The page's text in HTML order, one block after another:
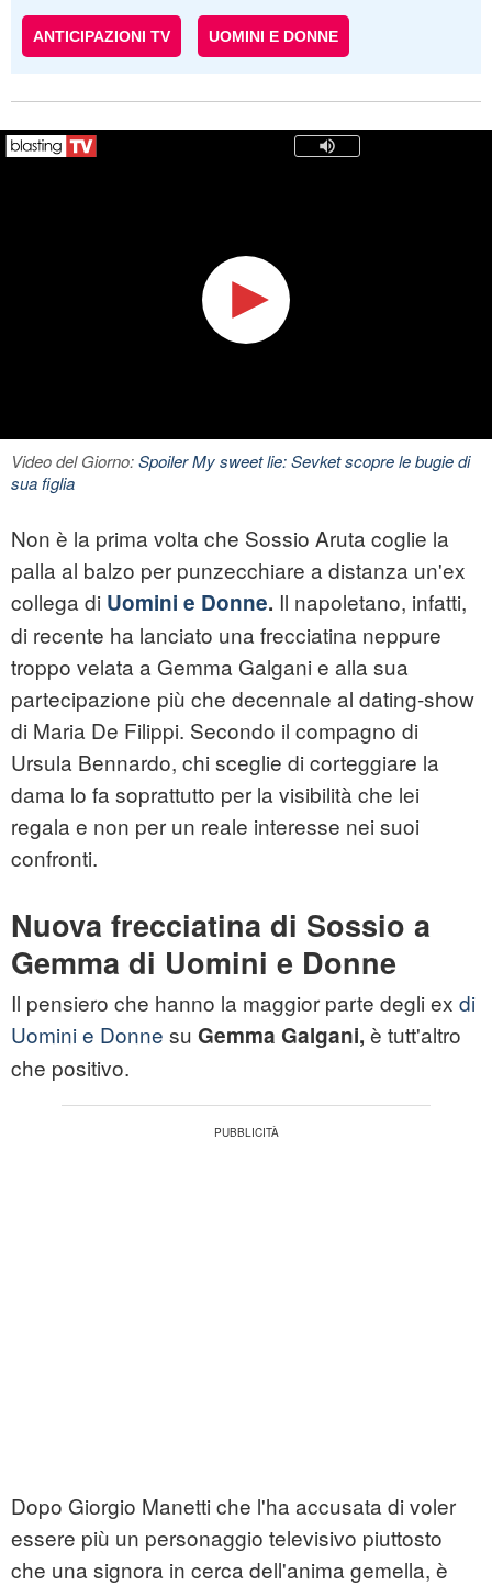
ANTICIPAZIONI TV UOMINI E DONNE
Video del Giorno:Spoiler My sweet lie: Sevket scopre le bugie di
sua figlia
Non è la prima volta che Sossio Aruta coglie la
palla al balzo per punzecchiare a distanza un'ex
collega di Uomini e Donne. Il napoletano, infatti,
di recente ha lanciato una frecciatina neppure
troppo velata a Gemma Galgani e alla sua
partecipazione più che decennale al dating-show
di Maria De Filippi. Secondo il compagno di
Ursula Bennardo, chi sceglie di corteggiare la
dama lo fa soprattutto per la visibilità che lei
regala e non per un reale interesse nei suoi
confronti.
Nuova frecciatina di Sossio a
Gemma di Uomini e Donne
Il pensiero che hanno la maggior parte degli ex di
Uomini e Donne su Gemma Galgani, è tutt'altro
che positivo.
Dopo Giorgio Manetti che l'ha accusata di voler
essere più un personaggio televisivo piuttosto
che una signora in cerca dell'anima gemella, è